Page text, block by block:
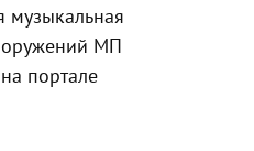
МП
портале